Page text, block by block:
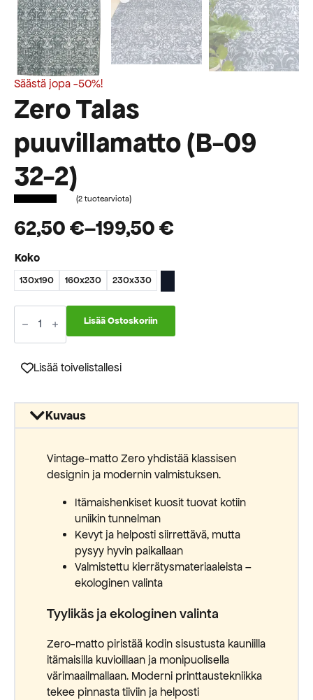
Säästä jopa -50%!
Zero Talas
puuvillamatto (B-09
32-2)
(2tuotearviota)
62,50€–199,50€
Hintaluokka:
62,50 €
-
199,50 €
Koko
130x190 160x230 230x330
Zero
Talas
puuvillamatto
(B-
32-
Lisää Ostoskoriin
Lisää toivelistallesi
Kuvaus
Vintage-matto Zero yhdistää klassisen
designin ja modernin valmistuksen.
Itämaishenkiset kuosit tuovat kotiin
uniikin tunnelman
Kevyt ja helposti siirrettävä, mutta
pysyy hyvin paikallaan
Valmistettu kierrätysmateriaaleista –
ekologinen valinta
Tyylikäs ja ekologinen valinta
Zero-matto piristää kodin sisustusta kauniilla
itämaisilla kuvioillaan ja monipuolisella
värimaailmallaan. Moderni printtaustekniikka
tekee pinnasta tiiviin ja helposti